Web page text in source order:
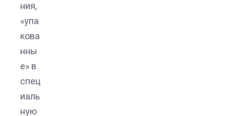
ния,
«упа
кова
нны
е» в
спец
иаль
ную